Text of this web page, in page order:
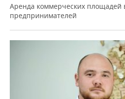
Аренда коммерческих площадей
предпринимателей